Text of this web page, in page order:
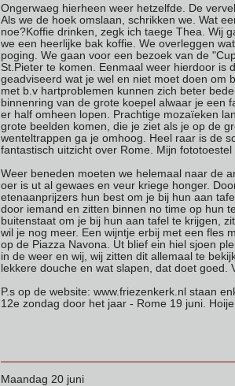
Ongerwaeg hierheen weer hetzelfde. De
Als we de hoek omslaan, schrikken we. Wat
noe?Koffie drinken, zegk ich taege Thea. Wij
we een heerlijke bak koffie. We overleggen
poging. We gaan voor een bezoek van de
St.Pieter te komen. Eenmaal weer hierdoor is
geadviseerd wat je wel en niet moet doen om
met b.v hartproblemen kunnen zich beter
binnenring van de grote koepel alwaar je een
er half omheen lopen. Prachtige mozaïeken
grote beelden komen, die je ziet als je op de
wenteltrappen ga je omhoog. Heel raar is de
fantastisch uitzicht over Rome. Mijn fototoestel
Weer beneden moeten we helemaal naar de
oer is ut al gewaes en veur kriege honger.
etenaanprijzers hun best om je bij hun aan
door iemand en zitten binnen no time op hun
buitenstaat om je bij hun aan tafel te krijgen,
wil je nog meer. Een wijntje erbij met een fles
op de Piazza Navona. Ut blief ein hiel sjoen
in de weer en wij, wij zitten dit allemaal te
lekkere douche en wat slapen, dat doet goed.
P.s op de website: www.friezenkerk.nl staan
12e zondag door het jaar - Rome 19 juni. Hoije.
Maandag 20 juni